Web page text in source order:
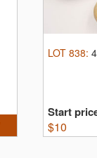
LOT 838:
Start
$10